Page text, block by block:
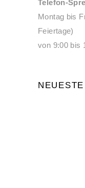
Telefon-
Montag bis
Feiertage)
von 9:00 bis